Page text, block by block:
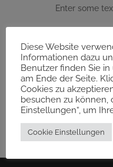
Enter some
Diese Website
Informationen dazu
Benutzer finden Sie
am Ende der Seite.
Cookies zu
besuchen zu können,
Einstellungen“, um
Cookie Einstellungen